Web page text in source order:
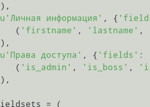
u'Личная информация' , {
            (
'firstname' , 'lastname' ,
u'Права доступа' , { 'fields' :
            (
'is_admin' , 'is_boss' ,